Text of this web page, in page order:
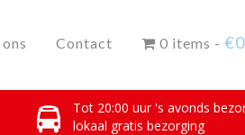
Contact 0 items - €
Tot 20:00 uur 's avonds
lokaal gratis bezorging